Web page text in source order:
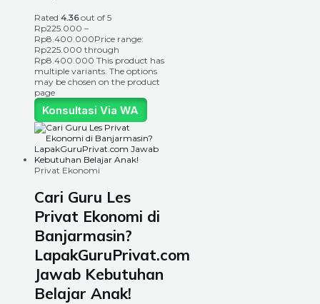
Rated 4.36out of 5
Rp225.000 –
Rp8.400.000Price range:
Rp225.000 through
Rp8.400.000 This product has
multiple variants. The options
may be chosen on the product
page
Konsultasi Via WA
Privat Ekonomi
Cari Guru Les
Privat Ekonomi di
Banjarmasin?
LapakGuruPrivat.com
Jawab Kebutuhan
Belajar Anak!